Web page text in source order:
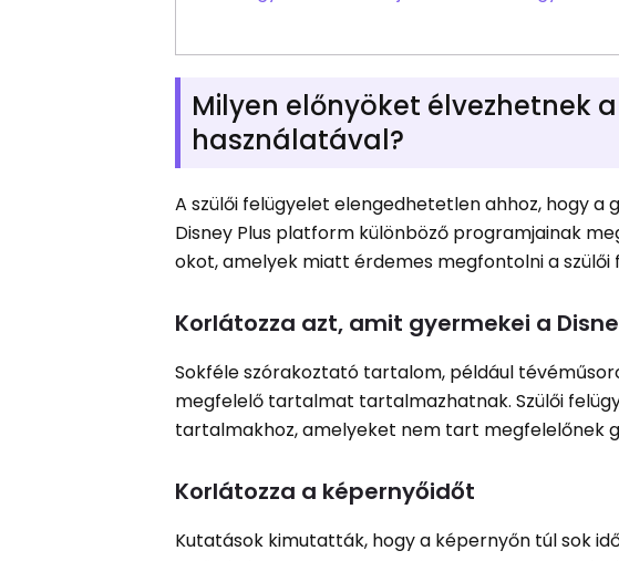
Milyen előnyöket élvezhetnek
használatával?
A szülői felügyelet elengedhetetlen ahhoz, hogy
Disney Plus platform különböző programjainak
okot, amelyek miatt érdemes megfontolni a szülői
Korlátozza azt, amit gyermekei a
Sokféle szórakoztató tartalom, például
megfelelő tartalmat tartalmazhatnak. Szülői
tartalmakhoz, amelyeket nem tart megfelelőnek
Korlátozza a képernyőidőt
Kutatások kimutatták, hogy a képernyőn túl sok